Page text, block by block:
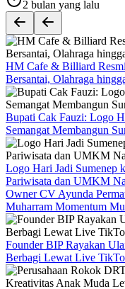
2 bulan yang lalu
HM Cafe & Billiard
Bersantai, Olahraga
Bupati Cak Fauzi: Logo
Semangat Membangun
Logo Hari Jadi Sumenep
Pariwisata dan UMKM
Owner CV Ayunda
Muharram Momentum
Founder BIP Rayakan
Berbagi Lewat Live